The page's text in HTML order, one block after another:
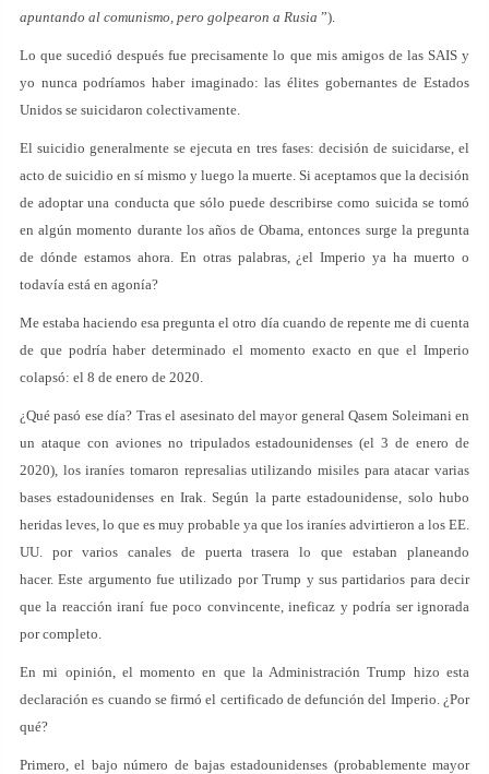
apuntando al comunismo, pero golpearon a Rusia ”).
Lo que sucedió después fue precisamente lo que mis amigos de las SAIS y
yo nunca podríamos haber imaginado: las élites gobernantes de Estados
Unidos se suicidaron colectivamente.
El suicidio generalmente se ejecuta en tres fases: decisión de suicidarse, el
acto de suicidio en sí mismo y luego la muerte. Si aceptamos que la decisión
de adoptar una conducta que sólo puede describirse como suicida se tomó
en algún momento durante los años de Obama, entonces surge la pregunta
de dónde estamos ahora. En otras palabras, ¿el Imperio ya ha muerto o
todavía está en agonía?
Me estaba haciendo esa pregunta el otro día cuando de repente me di cuenta
de que podría haber determinado el momento exacto en que el Imperio
colapsó: el 8 de enero de 2020.
¿Qué pasó ese día? Tras el asesinato del mayor general Qasem Soleimani en
un ataque con aviones no tripulados estadounidenses (el 3 de enero de
2020), los iraníes tomaron represalias utilizando misiles para atacar varias
bases estadounidenses en Irak. Según la parte estadounidense, solo hubo
heridas leves, lo que es muy probable ya que los iraníes advirtieron a los EE.
UU. por varios canales de puerta trasera lo que estaban planeando
hacer. Este argumento fue utilizado por Trump y sus partidarios para decir
que la reacción iraní fue poco convincente, ineficaz y podría ser ignorada
por completo.
En mi opinión, el momento en que la Administración Trump hizo esta
declaración es cuando se firmó el certificado de defunción del Imperio. ¿Por
qué?
Primero, el bajo número de bajas estadounidenses (probablemente mayor